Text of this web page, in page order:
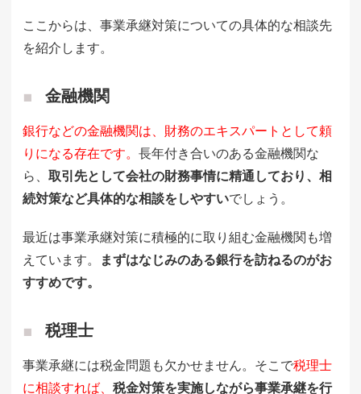
ここからは、事業承継対策についての具体的な相談先
を紹介します。
金融機関
銀行などの金融機関は、財務のエキスパートとして頼
りになる存在です。 長年付き合いのある金融機関な
ら、 取引先として会社の財務事情に精通しており、相
続対策など具体的な相談をしやすいでしょう。
最近は事業承継対策に積極的に取り組む金融機関も増
えています。
まずはなじみのある銀行を訪ねるのがお
すすめです。
税理士
事業承継には税金問題も欠かせません。そこで税理士
に相談すれば、 税金対策を実施しながら事業承継を行